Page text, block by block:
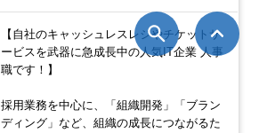
【自社のキャッシュレスレジやチケットサ
ービスを武器に急成長中の人気IT企業 人事
職です！】
採用業務を中心に、「組織開発」「ブラン
ディング」など、組織の成長につながるた